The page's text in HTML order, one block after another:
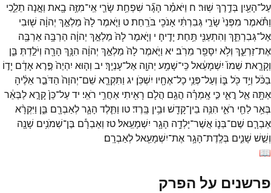
עַל־הָעַ֖יִן בְּדֶ֥רֶךְ שֽׁוּר׃ ח וַיֹּאמַ֗ר הָגָ֞ר שִׁפְחַ֥ת שָׂרַ֛י אֵֽי־מִזֶּ֥ה בָ֖את וְאָ֣נָה תֵלֵ֑כִי
וַתֹּ֕אמֶר מִפְּנֵי֙ שָׂרַ֣י גְּבִרְתִּ֔י אָנֹכִ֖י בֹּרַֽחַת׃ט וַיֹּ֤אמֶרלָהּ֙ מַלְאַ֣ךְ יְהוָ֔ה שׁ֖וּבִי
אֶל־גְּבִרְתֵּ֑ךְ וְהִתְעַנִּ֖י תַּ֥חַת יָדֶֽיהָ׃ י וַיֹּ֤אמֶרלָהּ֙ מַלְאַ֣ךְ יְהוָ֔ה הַרְבָּ֥ה אַרְבֶּ֖ה
אֶת־זַרְעֵ֑ךְ וְלֹ֥א יִסָּפֵ֖ר מֵרֹֽב׃ יא וַיֹּ֤אמֶרלָהּ֙ מַלְאַ֣ךְ יְהוָ֔ה הִנָּ֥ךְ הָרָ֖ה וְיֹלַ֣דְתְּ בֵּ֑ן
וְקָרָ֤את שְׁמוֹ֙ יִשְׁמָעֵ֔אלכִּֽי־שָׁמַ֥ע יְהוָ֖ה אֶל־עָנְיֵֽךְ׃ יב וְה֤וּא יִהְיֶה֙ פֶּ֣רֶאאָדָ֔ם יָד֣וֹ
בַכֹּ֔ל וְיַ֥דכֹּ֖ל בּ֑וֹ וְעַל־פְּנֵ֥י כָל־אֶחָ֖יו יִשְׁכֹּֽן׃ יג וַתִּקְרָ֤א שֵׁם־יְהוָה֙ הַדֹּבֵ֣ראֵלֶ֔יהָ
אַתָּ֖ה אֵ֣ל רֳאִ֑י כִּ֣י אָֽמְרָ֗ה הֲגַ֥ם הֲלֹ֛ם רָאִ֖יתִי אַחֲרֵ֥י רֹאִֽי׃ ידעַל־כֵּן֙קָרָ֣אלַבְּאֵ֔ר
בְּאֵ֥רלַחַ֖י רֹאִ֑י הִנֵּ֥ה בֵין־קָדֵ֖שׁ וּבֵ֥ין בָּֽרֶד׃טו וַתֵּ֧לֶד הָגָ֛רלְאַבְרָ֖ם בֵּ֑ן וַיִּקְרָ֨א
אַבְרָ֧ם שֶׁם־בְּנ֛וֹ אֲשֶׁר־יָלְדָ֥ה הָגָ֖ר יִשְׁמָעֵֽאל׃טז וְאַבְרָ֕ם בֶּן־שְׁמֹנִ֥ים שָׁנָ֖ה
וְשֵׁ֣שׁ שָׁנִ֑ים בְּלֶֽדֶת־הָגָ֥ראֶת־יִשְׁמָעֵ֖אללְאַבְרָֽם׃
📖
פרשנים על הפרק